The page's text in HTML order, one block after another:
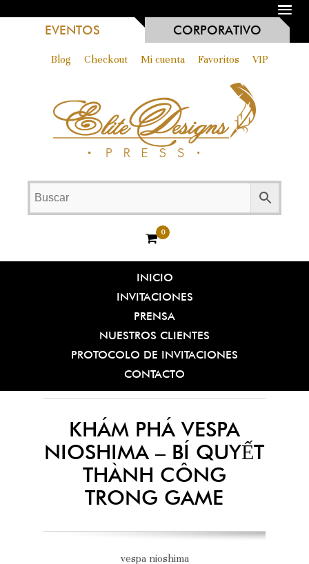
MENU
EVENTOS
CORPORATIVO
Blog Checkout Mi cuenta Favoritos VIP
0
INICIO
INVITACIONES
PRENSA
NUESTROS CLIENTES
PROTOCOLO DE INVITACIONES
CONTACTO
KHÁM PHÁ VESPA
NIOSHIMA – BÍ QUYẾT
THÀNH CÔNG
TRONG GAME
vespa nioshima